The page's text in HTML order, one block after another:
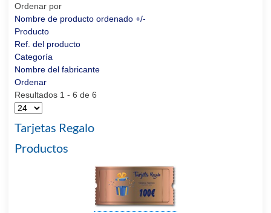
Ordenar por
Nombre de producto ordenado +/-
Producto
Ref. del producto
Categoría
Nombre del fabricante
Ordenar
Resultados 1 - 6 de 6
Tarjetas Regalo
Productos